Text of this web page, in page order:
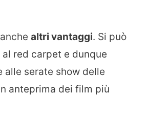
altri vantaggi. Si può
red carpet e dunque
alle serate show delle
anteprima dei film più